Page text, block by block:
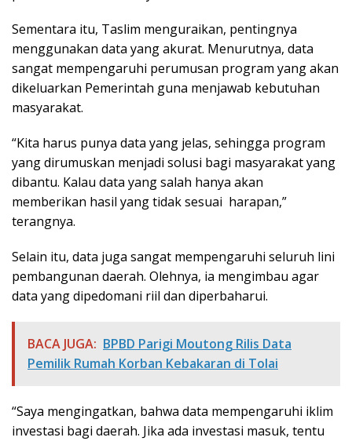
Sementara itu, Taslim menguraikan, pentingnya
menggunakan data yang akurat. Menurutnya, data
sangat mempengaruhi perumusan program yang akan
dikeluarkan Pemerintah guna menjawab kebutuhan
masyarakat.
“Kita harus punya data yang jelas, sehingga program
yang dirumuskan menjadi solusi bagi masyarakat yang
dibantu. Kalau data yang salah hanya akan
memberikan hasil yang tidak sesuai harapan,”
terangnya.
Selain itu, data juga sangat mempengaruhi seluruh lini
pembangunan daerah. Olehnya, ia mengimbau agar
data yang dipedomani riil dan diperbaharui.
BACA JUGA: BPBD Parigi Moutong Rilis Data
Pemilik Rumah Korban Kebakaran di Tolai
“Saya mengingatkan, bahwa data mempengaruhi iklim
investasi bagi daerah. Jika ada investasi masuk, tentu